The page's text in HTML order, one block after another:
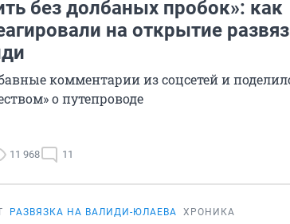
без долбаных пробок»: как
на открытие
комментарии из соцсетей и
о путепроводе
11 968 11
РАЗВЯЗКА НА ВАЛИДИ-ЮЛАЕВА ХРОНИКА